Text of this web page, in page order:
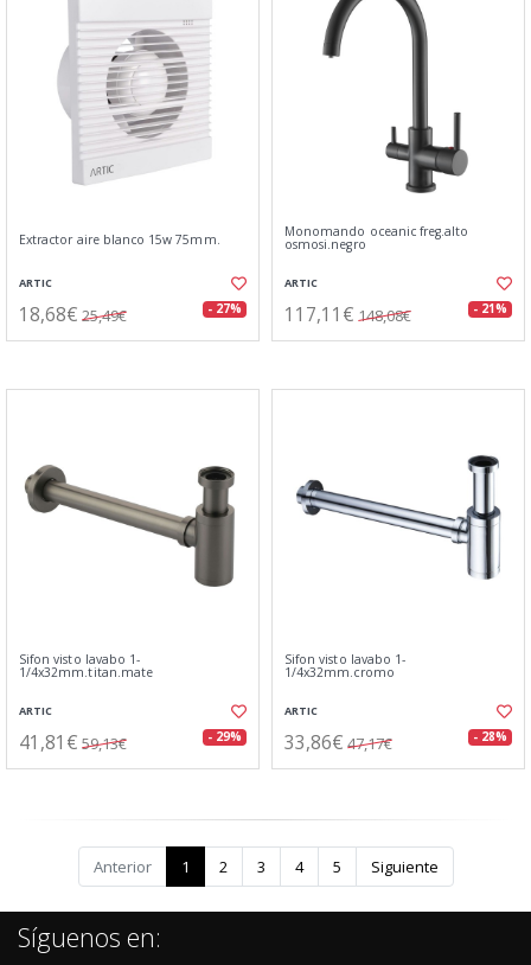
Extractor aire blanco 15w 75mm.
ARTIC
18,68€ 25,49€ - 27%
Monomando oceanic freg.alto
osmosi.negro
ARTIC
117,11€ 148,08€ - 21%
Sifon visto lavabo 1-
1/4x32mm.titan.mate
ARTIC
41,81€ 59,13€ - 29%
Sifon visto lavabo 1-
1/4x32mm.cromo
ARTIC
33,86€ 47,17€ - 28%
Anterior 1 2 3 4 5 Siguiente
Síguenos en: